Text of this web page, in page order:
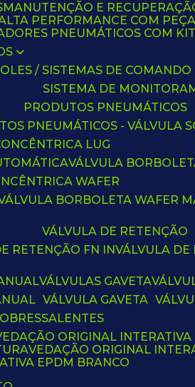
MANUTENÇÃO E
PERFORMANCE COM
PNEUMÁTICOS COM
/ SISTEMAS DE
SISTEMA DE
PRODUTOS PNEUMÁTICOS
PNEUMÁTICOS - VÁLVULA
LUG
VÁLVULA
WAFER
VÁLVULA BORBOLETA WAFER
VÁLVULA DE RETENÇÃO
RETENÇÃO FN IN VÁLVULA
VÁLVULAS GAVETA
VÁLVULA GAVETA
VEDAÇÃO ORIGINAL INTERATIVA
VEDAÇÃO ORIGINAL
EPDM BRANCO